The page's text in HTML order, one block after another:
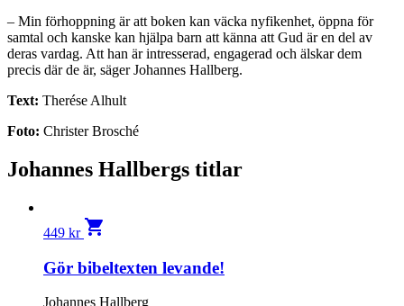
– Min förhoppning är att boken kan väcka nyfikenhet, öppna för
samtal och kanske kan hjälpa barn att känna att Gud är en del av
deras vardag. Att han är intresserad, engagerad och älskar dem
precis där de är, säger Johannes Hallberg.
Text: Therése Alhult
Foto: Christer Brosché
Johannes Hallbergs titlar
449 kr shopping_cart
Gör bibeltexten levande!
Johannes Hallberg